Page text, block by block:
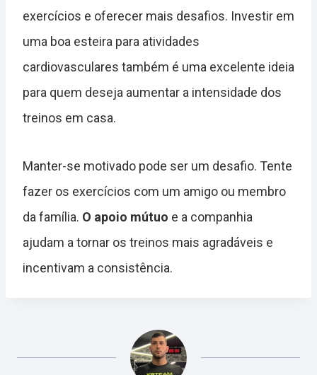
exercícios e oferecer mais desafios. Investir em
uma boa esteira para atividades
cardiovasculares também é uma excelente ideia
para quem deseja aumentar a intensidade dos
treinos em casa.
Manter-se motivado pode ser um desafio. Tente
fazer os exercícios com um amigo ou membro
da família. O apoio mútuo e a companhia
ajudam a tornar os treinos mais agradáveis e
incentivam a consistência.